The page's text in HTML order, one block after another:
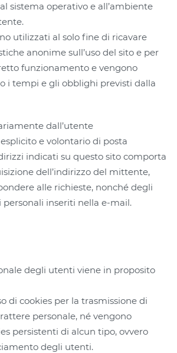
sistema operativo e all’ambiente
utilizzati al solo fine di ricavare
anonime sull’uso del sito e per
funzionamento e vengono
i tempi e gli obblighi previsti dalla
dall’utente
esplicito e volontario di posta
indicati su questo sito comporta
dell’indirizzo del mittente,
alle richieste, nonché degli
inseriti nella e-mail.
degli utenti viene in proposito
di cookies per la trasmissione di
personale, né vengono
persistenti di alcun tipo, ovvero
degli utenti.